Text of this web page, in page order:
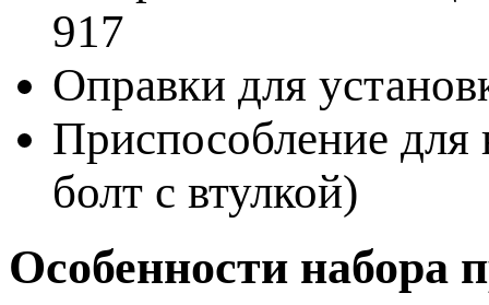
917
Оправки для
Приспособление
болт с втулкой)
Особенности набора